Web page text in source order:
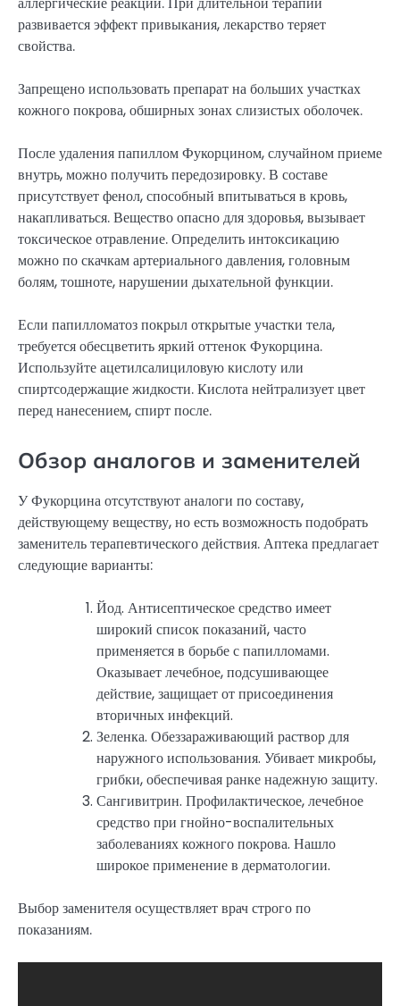
развивается эффект привыкания, лекарство теряет
свойства.
Запрещено использовать препарат на больших участках
кожного покрова, обширных зонах слизистых оболочек.
После удаления папиллом Фукорцином, случайном приеме
внутрь, можно получить передозировку. В составе
присутствует фенол, способный впитываться в кровь,
накапливаться. Вещество опасно для здоровья, вызывает
токсическое отравление. Определить интоксикацию
можно по скачкам артериального давления, головным
болям, тошноте, нарушении дыхательной функции.
Если папилломатоз покрыл открытые участки тела,
требуется обесцветить яркий оттенок Фукорцина.
Используйте ацетилсалициловую кислоту или
спиртсодержащие жидкости. Кислота нейтрализует цвет
перед нанесением, спирт после.
Обзор аналогов и заменителей
У Фукорцина отсутствуют аналоги по составу,
действующему веществу, но есть возможность подобрать
заменитель терапевтического действия. Аптека предлагает
следующие варианты:
Йод. Антисептическое средство имеет
широкий список показаний, часто
применяется в борьбе с папилломами.
Оказывает лечебное, подсушивающее
действие, защищает от присоединения
вторичных инфекций.
Зеленка. Обеззараживающий раствор для
наружного использования. Убивает микробы,
грибки, обеспечивая ранке надежную защиту.
Сангивитрин. Профилактическое, лечебное
средство при гнойно-воспалительных
заболеваниях кожного покрова. Нашло
широкое применение в дерматологии.
Выбор заменителя осуществляет врач строго по
показаниям.